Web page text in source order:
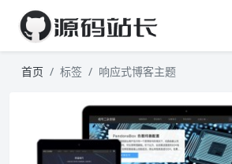
首页 标签 响应式博客主题